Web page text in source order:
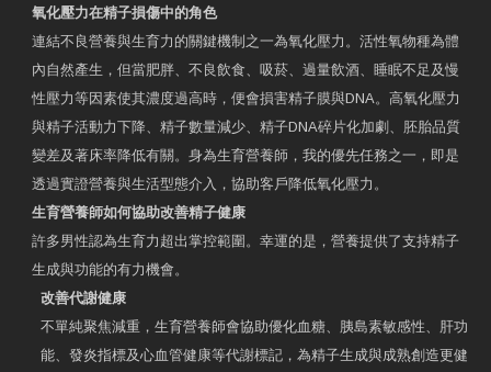
氧化壓力在精子損傷中的角色
連結不良營養與生育力的關鍵機制之一為氧化壓力。活性氧物種為體
內自然產生，但當肥胖、不良飲食、吸菸、過量飲酒、睡眠不足及慢
性壓力等因素使其濃度過高時，便會損害精子膜與DNA。高氧化壓力
與精子活動力下降、精子數量減少、精子DNA碎片化加劇、胚胎品質
變差及著床率降低有關。身為生育營養師，我的優先任務之一，即是
透過實證營養與生活型態介入，協助客戶降低氧化壓力。
生育營養師如何協助改善精子健康
許多男性認為生育力超出掌控範圍。幸運的是，營養提供了支持精子
生成與功能的有力機會。
改善代謝健康
不單純聚焦減重，生育營養師會協助優化血糖、胰島素敏感性、肝功
能、發炎指標及心血管健康等代謝標記，為精子生成與成熟創造更健